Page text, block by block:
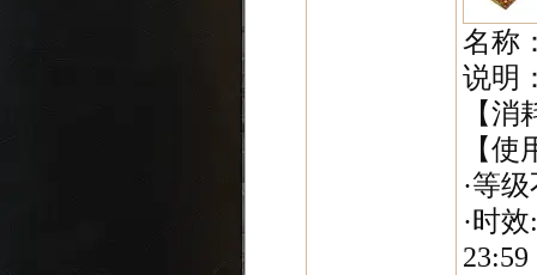
名称
说明
【消
【
·等
·时
23:59